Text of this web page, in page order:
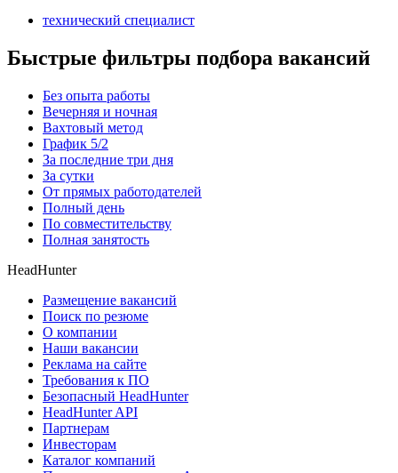
технический специалист
Быстрые фильтры подбора вакансий
Без опыта работы
Вечерняя и ночная
Вахтовый метод
График 5/2
За последние три дня
За сутки
От прямых работодателей
Полный день
По совместительству
Полная занятость
HeadHunter
Размещение вакансий
Поиск по резюме
О компании
Наши вакансии
Реклама на сайте
Требования к ПО
Безопасный HeadHunter
HeadHunter API
Партнерам
Инвесторам
Каталог компаний